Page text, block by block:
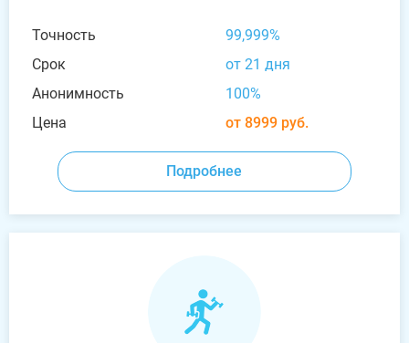
Точность
99,999%
Срок
от 21 дня
Анонимность
100%
Цена
от 8999 руб.
Подробнее